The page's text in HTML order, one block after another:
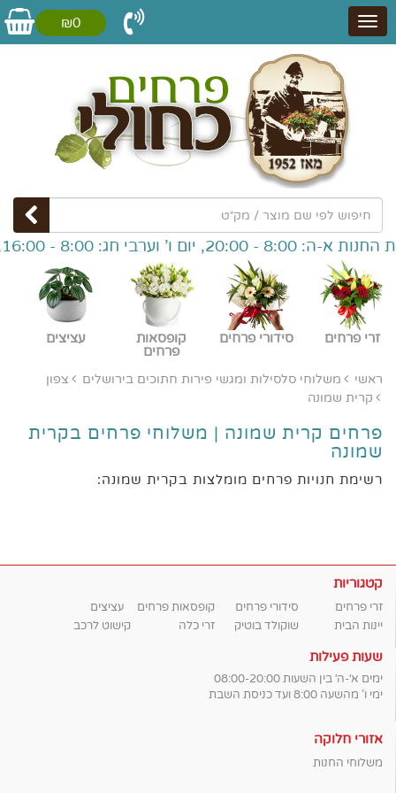
₪0
יום ו' וערבי חג: 8:00 - 16:00,
זרי פרחים סידורי פרחים
קופסאות
פרחים
עציצים
ראשי משלוחי סלסילות ומגשי פירות חתוכים בירושלים
צפון
קרית שמונה
פרחים קרית שמונה | משלוחי פרחים בקרית
שמונה
רשימת חנויות פרחים מומלצות בקרית שמונה:
קטגוריות
זרי פרחים סידורי פרחים קופסאות פרחים
עציצים
יינות הבית
שוקולד בוטיק זרי כלה קישוט לרכב
שעות פעילות
ימים א׳-ה׳ בין השעות 08:00-20:00
ימי ו' מהשעה 8:00 ועד כניסת השבת
אזורי חלוקה
משלוחי החנות